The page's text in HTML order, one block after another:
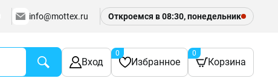
info@mottex.ru Откроемся в 08:30, понедельник
Вход Избранное
0
Корзина
0